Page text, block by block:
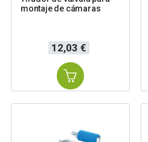
montaje de cámaras
Precio
12,03 €